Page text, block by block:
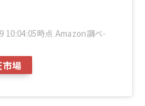
10:04:05時点 Amazon調べ-
市場